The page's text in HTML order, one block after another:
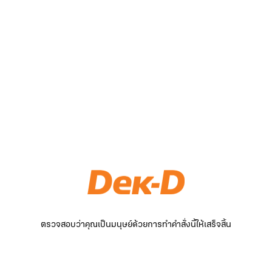
ตรวจสอบว่าคุณเป็นมนุษย์ด้วยการทำคำสั่งนี้ให้เสร็จสิ้น